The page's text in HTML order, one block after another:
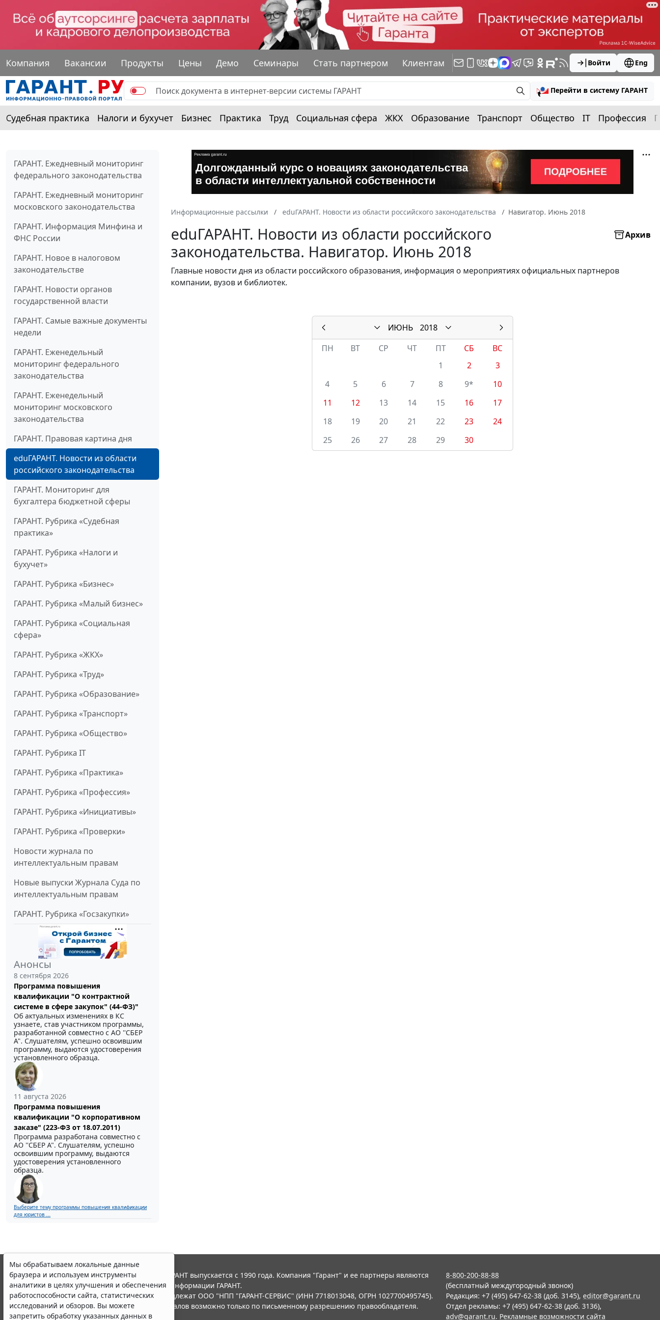
Компания Вакансии Продукты Цены Демо Семинары Стать партнером Клиентам Войти Eng
Перейти в систему ГАРАНТ
Судебная практика Налоги и бухучет Бизнес Практика Труд Социальная сфера ЖКХ Образование Транспорт Общество IT Профессия
ГАРАНТ. Ежедневный мониторинг
федерального законодательства
ГАРАНТ. Ежедневный мониторинг
московского законодательства
ГАРАНТ. Информация Минфина и
ФНС России
ГАРАНТ. Новое в налоговом
законодательстве
ГАРАНТ. Новости органов
государственной власти
ГАРАНТ. Самые важные документы
недели
ГАРАНТ. Еженедельный
мониторинг федерального
законодательства
ГАРАНТ. Еженедельный
мониторинг московского
законодательства
ГАРАНТ. Правовая картина дня
eduГАРАНТ. Новости из области
российского законодательства
ГАРАНТ. Мониторинг для
бухгалтера бюджетной сферы
ГАРАНТ. Рубрика «Судебная
практика»
ГАРАНТ. Рубрика «Налоги и
бухучет»
ГАРАНТ. Рубрика «Бизнес»
ГАРАНТ. Рубрика «Малый бизнес»
ГАРАНТ. Рубрика «Социальная
сфера»
ГАРАНТ. Рубрика «ЖКХ»
ГАРАНТ. Рубрика «Труд»
ГАРАНТ. Рубрика «Образование»
ГАРАНТ. Рубрика «Транспорт»
ГАРАНТ. Рубрика «Общество»
ГАРАНТ. Рубрика IT
ГАРАНТ. Рубрика «Практика»
ГАРАНТ. Рубрика «Профессия»
ГАРАНТ. Рубрика «Инициативы»
ГАРАНТ. Рубрика «Проверки»
Новости журнала по
интеллектуальным правам
Новые выпуски Журнала Суда по
интеллектуальным правам
ГАРАНТ. Рубрика «Госзакупки»
Анонсы
8 сентября 2026
Программа повышения
квалификации "О контрактной
системе в сфере закупок" (44-ФЗ)"
Об актуальных изменениях в КС
узнаете, став участником программы,
разработанной совместно с АО ''СБЕР
А". Слушателям, успешно освоившим
программу, выдаются удостоверения
установленного образца.
11 августа 2026
Программа повышения
квалификации "О корпоративном
заказе" (223-ФЗ от 18.07.2011)
Программа разработана совместно с
АО ''СБЕР А". Слушателям, успешно
освоившим программу, выдаются
удостоверения установленного
образца.
Выберите тему программы повышения квалификации
для юристов ...
Информационные рассылки eduГАРАНТ. Новости из области российского законодательства Навигатор. Июнь 2018
eduГАРАНТ. Новости из области российского
законодательства. Навигатор. Июнь 2018
Архив
Главные новости дня из области российского образования, информация о мероприятиях официальных партнеров
компании, вузов и библиотек.
ИЮНЬ
2018
ПН
ВТ СР ЧТ ПТ СБ
ВС
1
2
3
4
5 6 7 8 9*
10
11
12 13 14 15 16
17
18
19 20 21 22 23
24
25
26 27 28 29 30
Мы обрабатываем локальные данные
браузера и используем инструменты
аналитики в целях улучшения и обеспечения
работоспособности сайта, статистических
исследований и обзоров. Вы можете
запретить обработку указанных данных в
© ООО "НПП "ГАРАНТ-СЕРВИС", 2026. Система ГАРАНТ выпускается с 1990 года. Компания "Гарант" и ее партнеры являются
участниками Российской ассоциации правовой информации ГАРАНТ.
Все права на материалы сайта ГАРАНТ.РУ принадлежат ООО "НПП "ГАРАНТ-СЕРВИС" (ИНН 7718013048, ОГРН 1027700495745).
Полное или частичное воспроизведение материалов возможно только по письменному разрешению правообладателя.
Правила использования портала.
8-800-200-88-88
(бесплатный междугородный звонок)
Редакция: +7 (495) 647-62-38 (доб. 3145), editor@garant.ru
Отдел рекламы: +7 (495) 647-62-38 (доб. 3136),
adv@garant.ru. Рекламные возможности сайта